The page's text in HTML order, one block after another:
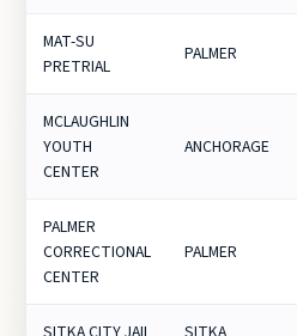
MAT-SU
PRETRIAL
PALMER
MCLAUGHLIN
YOUTH
CENTER
ANCHORAGE
PALMER
CORRECTIONAL
CENTER
PALMER